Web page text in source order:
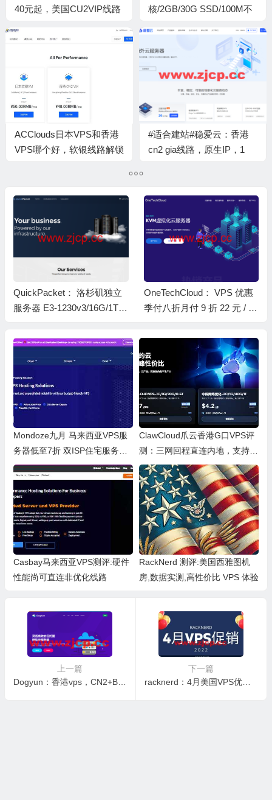
40元起，美国CU2VIP线路
核/2GB/30G SSD/100M不
图/凤凰城/芝加哥等7机房
ACClouds日本VPS和香港
VPS哪个好，软银线路解锁
#适合建站#稳爱云：香港
cn2 gia线路，原生IP，1
起，附简单测评
QuickPacket： 洛杉矶独立
服务器 E3-1230v3/16G/1TB
OneTechCloud： VPS 优惠
季付八折月付 9 折 22 元 / 月
香港 CN2/CMI 英国双 ISP
原生 IP
Mondoze九月 马来西亚VPS服
务器低至7折 双ISP住宅服务器/
支持TikTok、Netflix等 测评
ClawCloud爪云香港G口VPS评
测：三网回程直连内地，支持IP
v6
Casbay马来西亚VPS测评:硬件
性能尚可直连非优化线路
RackNerd 测评:美国西雅图机
房,数据实测,高性价比 VPS 体验
上一篇
Dogyun：香港vps，CN2+BGP线路，1核 AMD/512M内存/10G SSD硬盘/300G流量/50Mbps带宽，年付￥180元起
下一篇
racknerd：4月美国VPS优惠活动，1核/1G内存/22G SSD硬盘/2.5TB流量/1Gbps带宽，$13.89/年起，可选圣何塞/芝加哥/达拉斯/亚特兰大/纽约/阿什本等机房